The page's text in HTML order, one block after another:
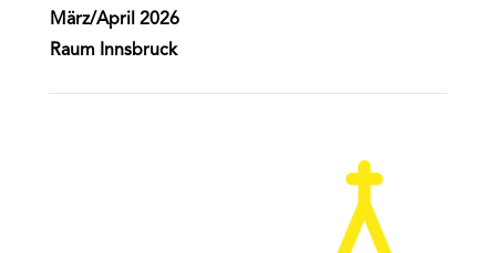
März/April 2026
Raum Innsbruck